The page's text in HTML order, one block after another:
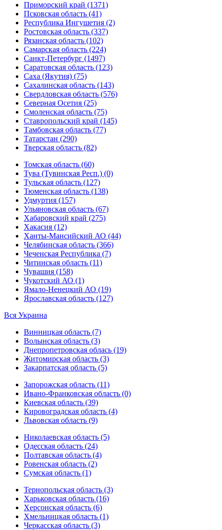
Приморский край (1371)
Псковская область (41)
Республика Ингушетия (2)
Ростовская область (337)
Рязанская область (102)
Самарская область (224)
Санкт-Петербург (1497)
Саратовская область (123)
Саха (Якутия) (75)
Сахалинская область (143)
Свердловская область (576)
Северная Осетия (25)
Смоленская область (75)
Ставропольский край (145)
Тамбовская область (77)
Татарстан (290)
Тверская область (82)
Томская область (60)
Тува (Тувинская Респ.) (0)
Тульская область (127)
Тюменская область (138)
Удмуртия (157)
Ульяновская область (67)
Хабаровский край (275)
Хакасия (12)
Ханты-Мансийский АО (44)
Челябинская область (366)
Чеченская Республика (7)
Читинская область (11)
Чувашия (158)
Чукотский АО (1)
Ямало-Ненецкий АО (19)
Ярославская область (127)
Вся Украина
Винницкая область (7)
Волынская область (3)
Днепропетровская облась (19)
Житомирская область (3)
Закарпатская область (5)
Запорожская область (11)
Ивано-Франковская область (0)
Киевская область (39)
Кировоградская область (4)
Львовская область (9)
Николаевская область (5)
Одесская область (24)
Полтавская область (4)
Ровенская область (2)
Сумская область (1)
Тернопольская область (3)
Харьковская область (16)
Херсонская область (6)
Хмельницкая область (1)
Черкасская область (3)